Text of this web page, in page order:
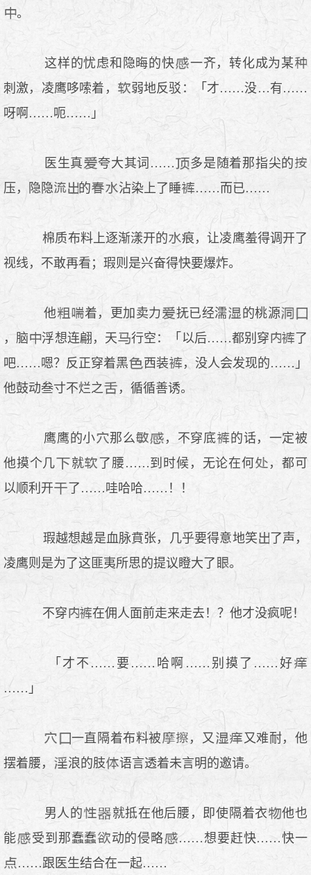
。
这样的忧虑和隐晦的快
一齐，转化成为某
刺激，凌鹰哆嗦着，
弱地反驳：「才……没…有……
呀啊……呃……」
医生真 夸大其词……
多是随着那指尖的
压，隐隐
的 沾染上了睡 ……而已……
棉质布料上逐渐漾开的
痕，让凌鹰羞得调开了
视线，不敢再看；瑕则是兴奋得快要爆炸。
他 着，更加卖力 抚已经濡
的桃源
，脑
浮想连翩，天 行空：「以后……都别穿
了
吧……嗯？反正穿着黑
西装
，没人会发现的……」
他鼓动叁寸不烂之
，循循善诱。
鹰鹰的小 那么 ，不穿底
的话，一定被
他摸个几
就 了腰……到时候，无论在何
，都可
以顺利开
了……哇哈哈……！！
瑕越想越是血脉賁张，几乎要得意地笑
了声，
凌鹰则是为了这匪夷所思的提议瞪大了
。
不穿 在佣人面前走来走去！？他才没疯呢！
「才不……要……哈啊……别摸了……好
……」
一直隔着布料被 ，又
又难耐，他
摆着腰，
浪的肢 语言透着未言明的邀请。
男人的 就抵在他后腰，即使隔着衣
他也
能
受到那蠢蠢 动的侵略
……想要赶快……快一
……跟医生结合在一起……